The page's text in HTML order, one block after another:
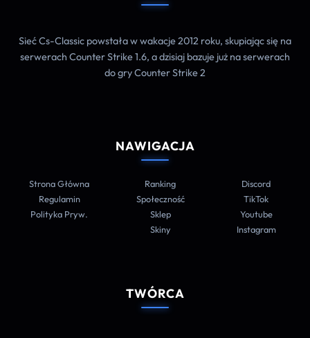
Sieć Cs-Classic powstała w wakacje 2012 roku, skupiając się na
serwerach Counter Strike 1.6, a dzisiaj bazuje już na serwerach
do gry Counter Strike 2
NAWIGACJA
Strona Główna
Regulamin
Polityka Pryw.
Ranking
Społeczność
Sklep
Skiny
Discord
TikTok
Youtube
Instagram
TWÓRCA